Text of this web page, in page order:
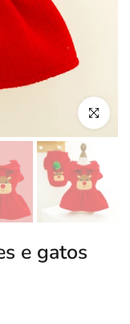
Clique para
e gatos